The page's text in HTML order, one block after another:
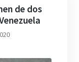
de dos